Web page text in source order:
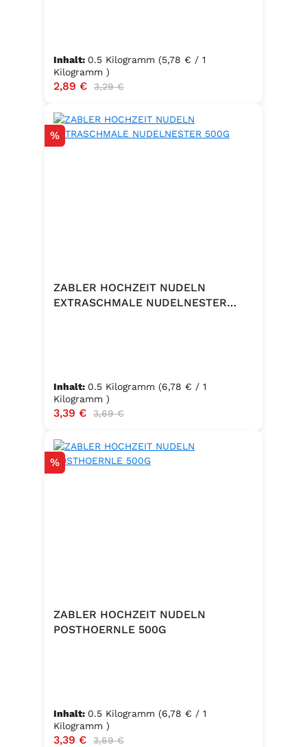
Inhalt: 0.5 Kilogramm (5,78 € / 1
Kilogramm )
Verkaufspreis:
2,89 € Regulärer Preis:
3,29 €
Rabatt
%
ZABLER HOCHZEIT NUDELN
EXTRASCHMALE NUDELNESTER
Inhalt: 0.5 Kilogramm (6,78 € / 1
Kilogramm )
Verkaufspreis:
3,39 € Regulärer Preis:
3,69 €
Rabatt
%
ZABLER HOCHZEIT NUDELN
POSTHOERNLE 500G
Inhalt: 0.5 Kilogramm (6,78 € / 1
Kilogramm )
Verkaufspreis:
3,39 € Regulärer Preis:
3,69 €